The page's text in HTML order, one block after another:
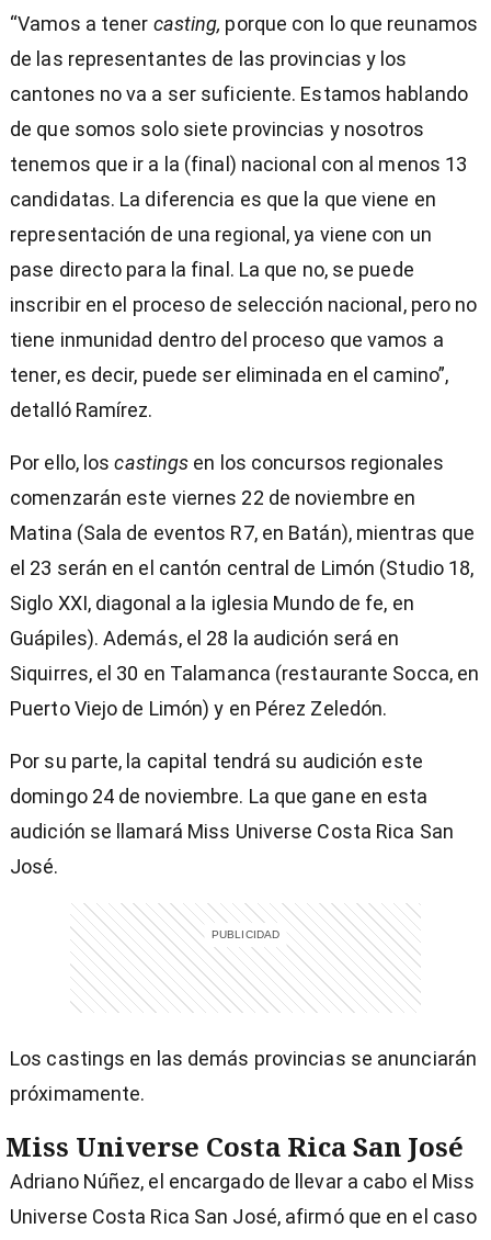
“Vamos a tener casting, porque con lo que reunamos
de las representantes de las provincias y los
cantones no va a ser suficiente. Estamos hablando
de que somos solo siete provincias y nosotros
tenemos que ir a la (final) nacional con al menos 13
candidatas. La diferencia es que la que viene en
representación de una regional, ya viene con un
pase directo para la final. La que no, se puede
inscribir en el proceso de selección nacional, pero no
tiene inmunidad dentro del proceso que vamos a
tener, es decir, puede ser eliminada en el camino”,
detalló Ramírez.
Por ello, loscastings en los concursos regionales
comenzarán este viernes 22 de noviembre en
Matina (Sala de eventos R7, en Batán), mientras que
el 23 serán en el cantón central de Limón (Studio 18,
Siglo XXI, diagonal a la iglesia Mundo de fe, en
Guápiles). Además, el 28 la audición será en
Siquirres, el 30 en Talamanca (restaurante Socca, en
Puerto Viejo de Limón) y en Pérez Zeledón.
Por su parte, la capital tendrá su audición este
domingo 24 de noviembre. La que gane en esta
audición se llamará Miss Universe Costa Rica San
José.
Los castings en las demás provincias se anunciarán
próximamente.
Miss Universe Costa Rica San José
Adriano Núñez, el encargado de llevar a cabo el Miss
Universe Costa Rica San José, afirmó que en el caso